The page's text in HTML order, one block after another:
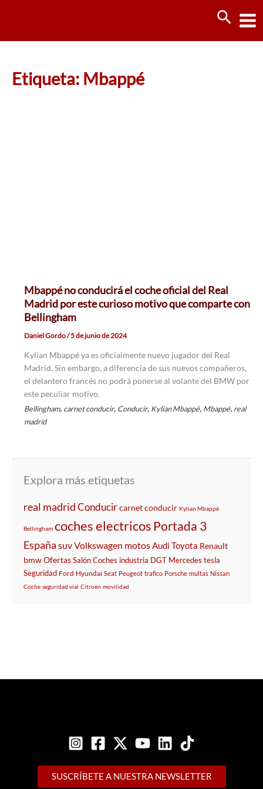
Etiqueta: Mbappé
Mbappé no conducirá el coche oficial del Real
Madrid por este curioso motivo que comparte con
Bellingham
Daniel Gordo/5 de junio de 2024
Kylian Mbappé ya es oficialmente nuevo jugador del Real
Madrid. Sin embargo, a diferencia de sus nuevos compañeros,
el delantero francés no podrá ponerse al volante del BMW por
este peculiar motivo.
Bellingham, carnet conducir, Conducir, Kylian Mbappé, Mbappé, real
madrid
Explora más etiquetas
real madridConducircarnet conducir Kylian Mbappé
Bellingham coches electricos Portada 3
España suvVolkswagen motosAudi Toyota Renault
bmwOfertasSalónCoches industria DGT Mercedes tesla
Seguridad Ford Hyundai Seat Peugeot trafico Porsche multas Nissan
Coche seguridad vial Citroën movilidad
SUSCRÍBETE A NUESTRA NEWSLETTER